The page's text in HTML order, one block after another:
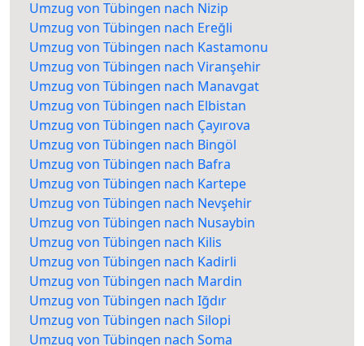
Umzug von Tübingen nach Nizip
Umzug von Tübingen nach Ereğli
Umzug von Tübingen nach Kastamonu
Umzug von Tübingen nach Viranşehir
Umzug von Tübingen nach Manavgat
Umzug von Tübingen nach Elbistan
Umzug von Tübingen nach Çayırova
Umzug von Tübingen nach Bingöl
Umzug von Tübingen nach Bafra
Umzug von Tübingen nach Kartepe
Umzug von Tübingen nach Nevşehir
Umzug von Tübingen nach Nusaybin
Umzug von Tübingen nach Kilis
Umzug von Tübingen nach Kadirli
Umzug von Tübingen nach Mardin
Umzug von Tübingen nach Iğdır
Umzug von Tübingen nach Silopi
Umzug von Tübingen nach Soma